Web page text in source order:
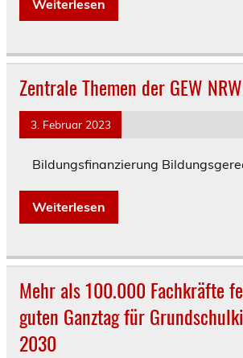
Weiterlesen
Zentrale Themen der GEW NRW
3. Februar 2023
Bildungsfinanzierung
Weiterlesen
Mehr als 100.000 Fachkräfte
guten Ganztag für
2030